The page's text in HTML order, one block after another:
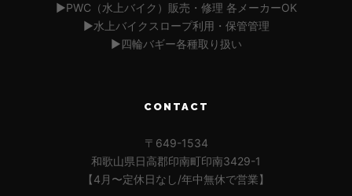
▶︎PWC（水上バイク）販売・修理 各メーカーOK
▶︎水上バイクスロープ利用・保管管理
▶︎四輪バギー各種取り扱い
CONTACT
〒649-1534
和歌山県日高郡印南町印南3429-1
【4月〜定休日なし/年中無休で営業】